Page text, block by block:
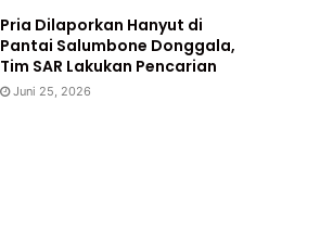
Pria Dilaporkan Hanyut di
Pantai Salumbone Donggala,
Tim SAR Lakukan Pencarian
Juni 25, 2026